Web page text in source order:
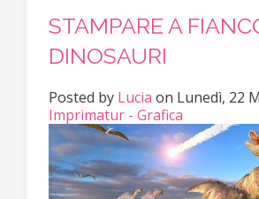
STAMPARE A
DINOSAURI
Posted by Lucia on Lunedì, 22
Imprimatur - Grafica